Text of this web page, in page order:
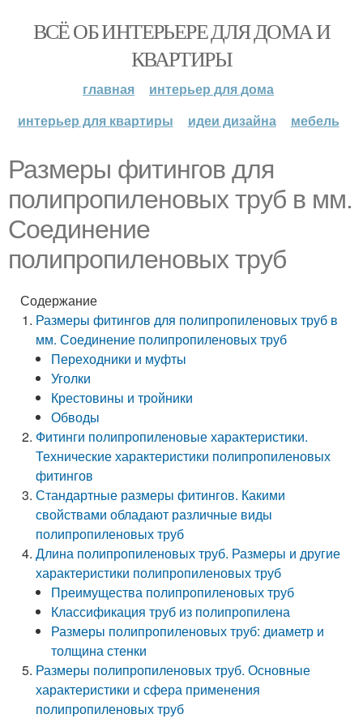
ВСЁ ОБ ИНТЕРЬЕРЕ ДЛЯ ДОМА И
КВАРТИРЫ
главная
интерьер для дома
интерьер для квартиры
идеи дизайна мебель
Размеры фитингов для
полипропиленовых труб в мм.
Соединение
полипропиленовых труб
Содержание
Размеры фитингов для полипропиленовых труб в
мм. Соединение полипропиленовых труб
Переходники и муфты
Уголки
Крестовины и тройники
Обводы
Фитинги полипропиленовые характеристики.
Технические характеристики полипропиленовых
фитингов
Стандартные размеры фитингов. Какими
свойствами обладают различные виды
полипропиленовых труб
Длина полипропиленовых труб. Размеры и другие
характеристики полипропиленовых труб
Преимущества полипропиленовых труб
Классификация труб из полипропилена
Размеры полипропиленовых труб: диаметр и
толщина стенки
Размеры полипропиленовых труб. Основные
характеристики и сфера применения
полипропиленовых труб